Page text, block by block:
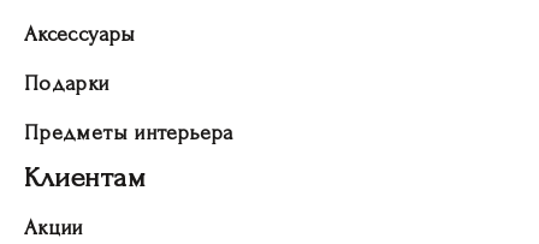
Аксессуары
Подарки
Предметы интерьера
Клиентам
Акции